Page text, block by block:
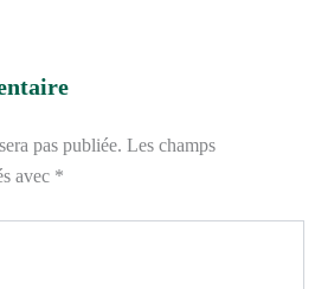
pas publiée. Les champs
avec *